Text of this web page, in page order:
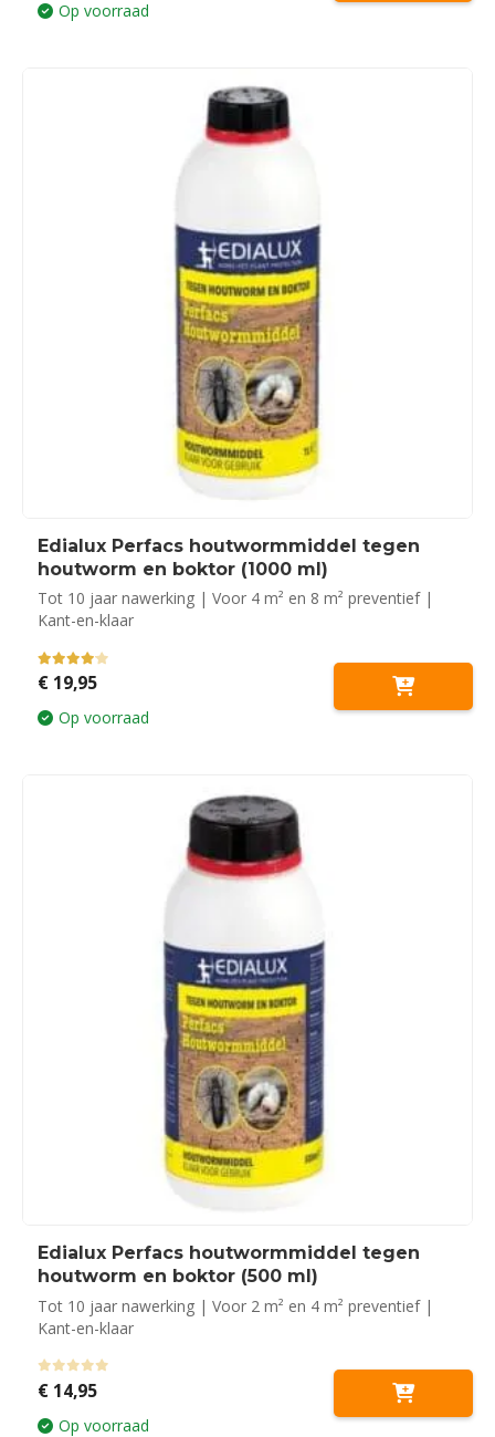
was:
€ 13,75.
Op voorraad
Edialux Perfacs houtwormmiddel tegen
houtworm en boktor (1000 ml)
Tot 10 jaar nawerking | Voor 4 m² en 8 m² preventief |
Kant-en-klaar
4.00out of 5
€ 19,95
Op voorraad
Edialux Perfacs houtwormmiddel tegen
houtworm en boktor (500 ml)
Tot 10 jaar nawerking | Voor 2 m² en 4 m² preventief |
Kant-en-klaar
0out of 5
€ 14,95
Op voorraad